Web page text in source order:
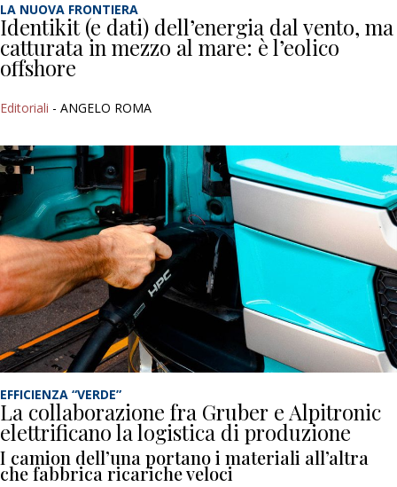
LA NUOVA FRONTIERA
Identikit (e dati) dell’energia dal vento, ma
catturata in mezzo al mare: è l’eolico
offshore
Editoriali - ANGELO ROMA
EFFICIENZA “VERDE”
La collaborazione fra Gruber e Alpitronic
elettrificano la logistica di produzione
I camion dell’una portano i materiali all’altra
che fabbrica ricariche veloci